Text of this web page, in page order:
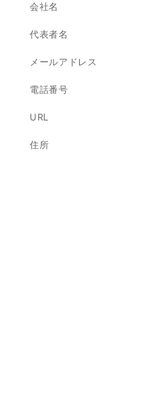
会社名
代表者名
メールアドレス
電話番号
URL
住所